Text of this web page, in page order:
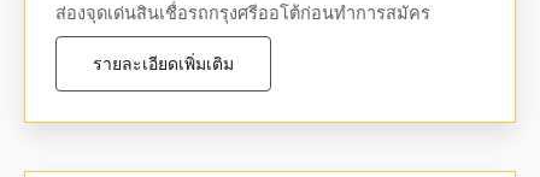
ส่องจุดเด่นสินเชื่อรถกรุงศรีออโต้ก่อนทำการสมัคร
รายละเอียดเพิ่มเติม